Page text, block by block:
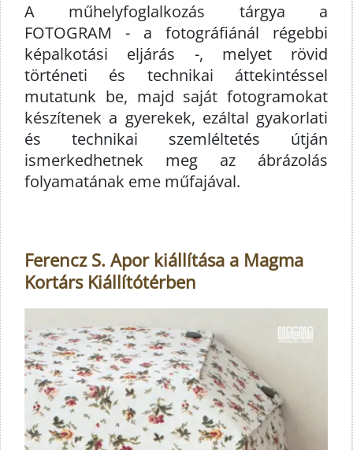
A műhelyfoglalkozás tárgya a
FOTOGRAM - a fotográfiánál régebbi
képalkotási eljárás -, melyet rövid
történeti és technikai áttekintéssel
mutatunk be, majd saját fotogramokat
készítenek a gyerekek, ezáltal gyakorlati
és technikai szemléltetés útján
ismerkedhetnek meg az ábrázolás
folyamatának eme műfajával.
Ferencz S. Apor kiállítása a Magma
Kortárs Kiállítótérben